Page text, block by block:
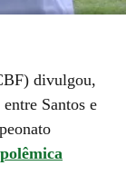
divulgou,
Santos e
polêmica